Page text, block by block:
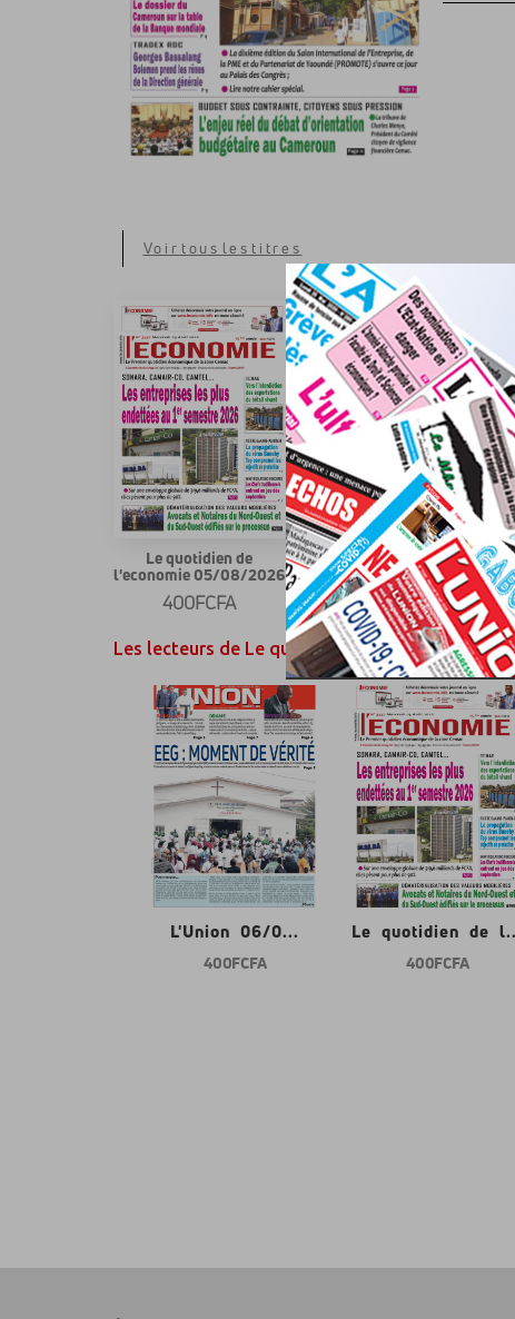
Voir tous les titres
Le quotidien de
l'economie 05/08/2026
400FCFA
Le quotidien de
l'economie 04/08/2026
400FCFA
Les lecteurs de Le quotidien de l'economie ont
L'Union 06/0...
400 FCFA
Le quotidien de
400 FCFA